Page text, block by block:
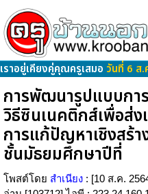
เราอยู่เคียงคู่คุณครูเสมอ วันที่ 6 ส
การพัฒนารูปแบบกา
วิธีซินเนคติกส์เพื่อส่ง
การแก้ปัญหาเชิงสร้
ชั้นมัธยมศึกษาปีที่
โพสต์โดย สำเนียง : [10 ส.ค.